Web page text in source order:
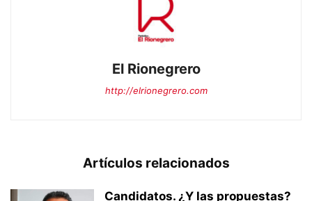
El Rionegrero
http://elrionegrero.com
Artículos relacionados
Candidatos. ¿Y las propuestas?